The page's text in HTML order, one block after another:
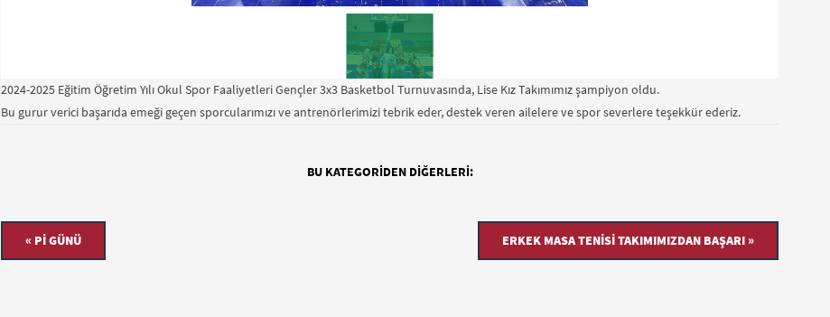
2024-2025 Eğitim Öğretim Yılı Okul Spor Faaliyetleri Gençler 3x3 Basketbol Turnuvasında, Lise Kız Takımımız şampiyon oldu.
Bu gurur verici başarıda emeği geçen sporcularımızı ve antrenörlerimizi tebrik eder, destek veren ailelere ve spor severlere teşekkür ederiz.
BU KATEGORIDEN DIĞERLERI:
« PI GÜNÜ ERKEK MASA TENISI TAKIMIMIZDAN BAŞARI »